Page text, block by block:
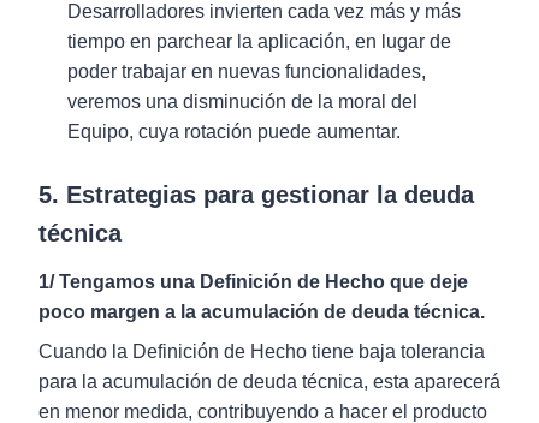
Desarrolladores invierten cada vez más y más
tiempo en parchear la aplicación, en lugar de
poder trabajar en nuevas funcionalidades,
veremos una disminución de la moral del
Equipo, cuya rotación puede aumentar.
5. Estrategias para gestionar la deuda
técnica
1/ Tengamos una Definición de Hecho que deje
poco margen a la acumulación de deuda técnica.
Cuando la Definición de Hecho tiene baja tolerancia
para la acumulación de deuda técnica, esta aparecerá
en menor medida, contribuyendo a hacer el producto